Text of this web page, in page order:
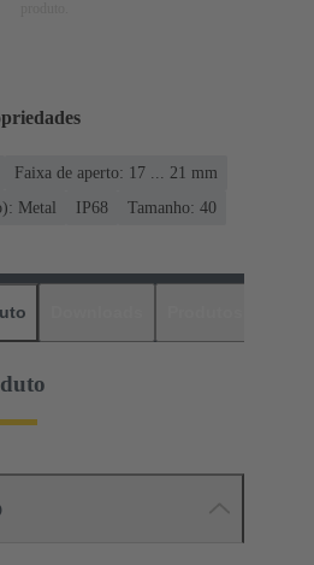
Faixa de aperto: 17 ... 21 mm
Metal
IP68 Tamanho: 40